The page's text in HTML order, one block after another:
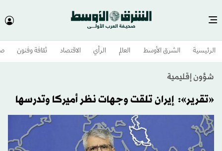
الرئيسية الشرق الأوسط​ العالم الرأي الاقتصاد ثقافة وفنون
شؤون إقليمية
«تقرير»: إيران تلقت وجهات نظر أميركا وتدرسها